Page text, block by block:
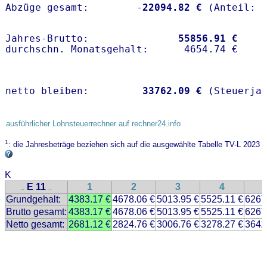
Abzüge gesamt:        -22094.82 €
Jahres-Brutto: 55856.91 €
netto bleiben: 33762.09 €
ausführlicher Lohnsteuerrechner auf rechner24.info
1: die Jahresbeträge beziehen sich auf die ausgewählte Tabelle TV-L 2023
K
.. E 11 .. 1 2 3 4
Grundgehalt:
4383.17 €4678.06 €5013.95 €5525.11 €
Brutto gesamt: 4383.17 €4678.06 €5013.95 €5525.11 €
Netto gesamt: 2681.12 € 2824.76 €3006.76 €3278.27 €